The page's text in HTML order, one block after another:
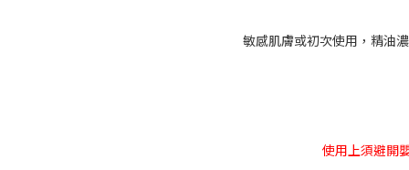
敏感肌膚或初次使用，精油
使用上須避開